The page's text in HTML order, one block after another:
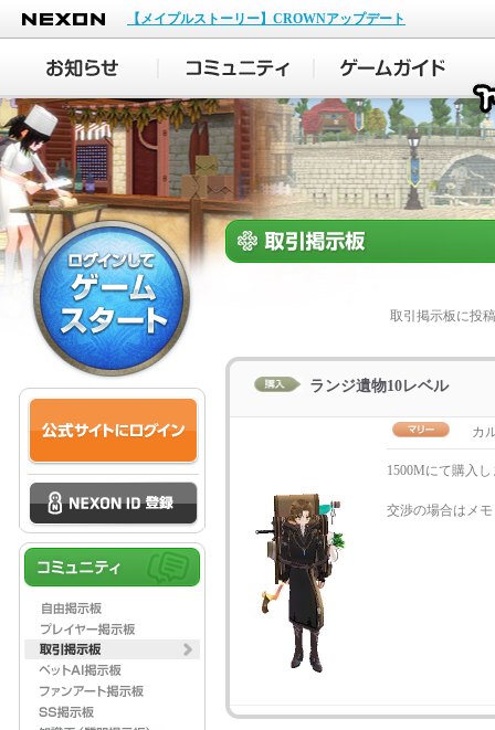
NEXON
【メイプルストーリー】CROWNアップデート
取引掲示板に投
ランジ遺物10レベル
カ
1500Mにて購入
交渉の場合はメ